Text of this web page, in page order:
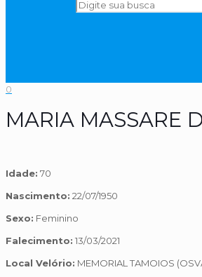
0
MARIA MASSARE
Idade: 70
Nascimento: 22/07/1950
Sexo: Feminino
Falecimento: 13/03/2021
Local Velório: MEMORIAL TAMOIOS